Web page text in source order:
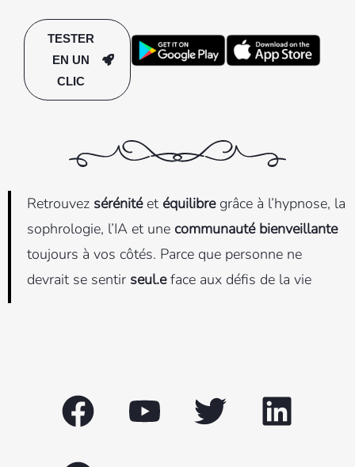
TESTER
EN UN
CLIC
Retrouvez sérénité et équilibre grâce à l’hypnose, la
sophrologie, l’IA et une communauté bienveillante
toujours à vos côtés. Parce que personne ne
devrait se sentir seul.eface aux défis de la vie